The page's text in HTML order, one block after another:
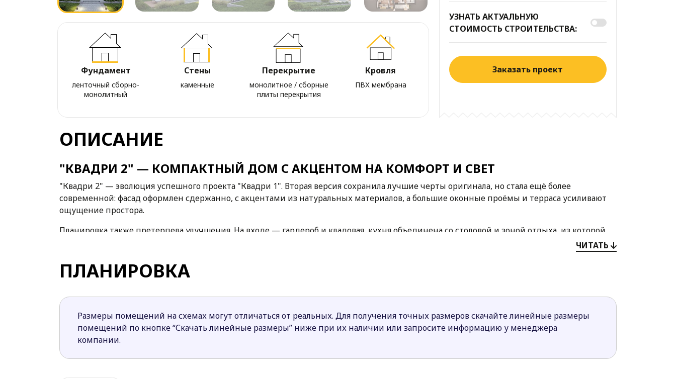
Фундамент
ленточный сборно-
монолитный
Стены
каменные
Перекрытие
монолитное / сборные
плиты перекрытия
Кровля
ПВХ мембрана
УЗНАТЬ АКТУАЛЬНУЮ
СТОИМОСТЬ СТРОИТЕЛЬСТВА:
Заказать проект
ОПИСАНИЕ
"КВАДРИ 2" — КОМПАКТНЫЙ ДОМ С АКЦЕНТОМ НА КОМФОРТ И СВЕТ
"Квадри 2" — эволюция успешного проекта "Квадри 1". Вторая версия сохранила лучшие черты оригинала, но стала ещё более
современной: фасад оформлен сдержанно, с акцентами из натуральных материалов, а большие оконные проёмы и терраса усиливают
ощущение простора.
Планировка также претерпела улучшения. На входе — гардероб и кладовая, кухня объединена со столовой и зоной отдыха, из которой
Жилая часть дома размещена отдельно, обеспечивая спокойствие в спальнях. Продумано всё до мелочей — от удобной ванной до
технических помещений, интегрированных в структуру без потери уюта.
Как и в "Квадри 1", проект можно зеркально адаптировать в зависимости от сторон света. Это даёт возможность максимально
использовать дневное освещение.
"Квадри 2" подойдёт тем, кто ценит ясную архитектуру, функциональность и лаконичный стиль в загородном доме.
ЧИТАТЬ
ПЛАНИРОВКА
Размеры помещений на схемах могут отличаться от реальных. Для получения точных размеров скачайте линейные размеры
помещений по кнопке “Скачать линейные размеры” ниже при их наличии или запросите информацию у менеджера
компании.